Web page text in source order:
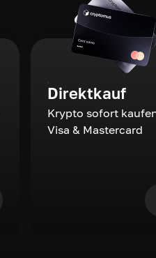
Direktkauf
Krypto sofort
Visa & Mastercard